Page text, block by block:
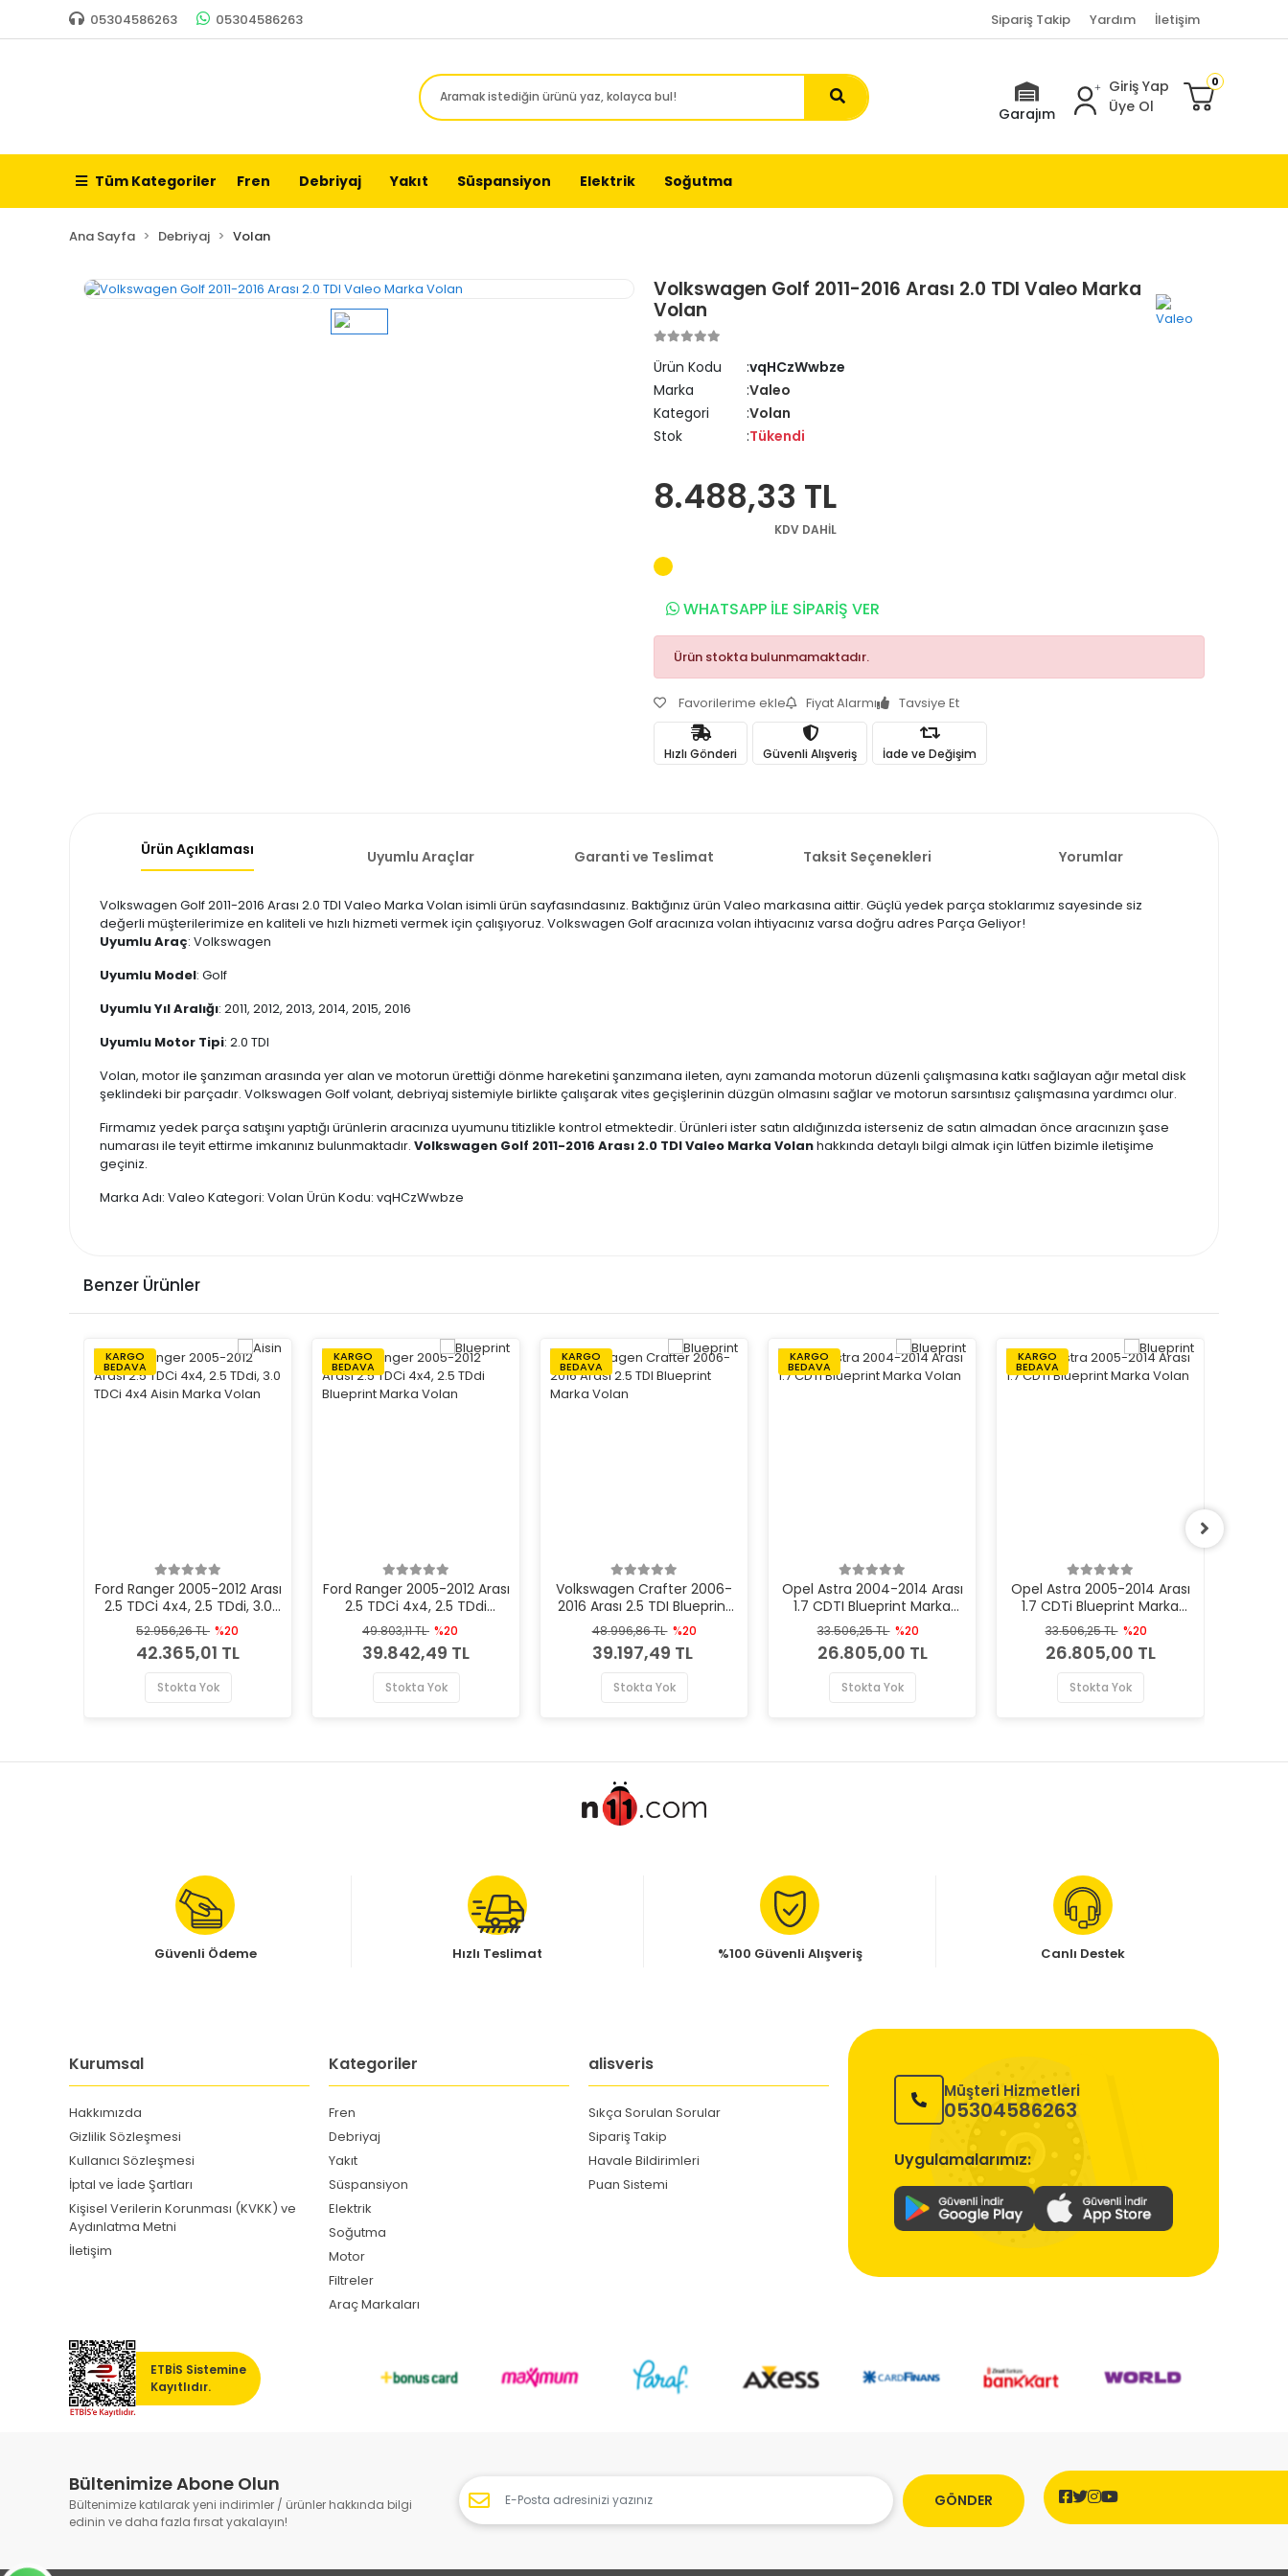
05304586263 05304586263 Sipariş Takip Yardım İletişim
Garajım
Giriş Yap
Üye Ol
0
Tüm Kategoriler Fren Debriyaj Yakıt Süspansiyon Elektrik Soğutma
Ana Sayfa Debriyaj Volan
Volkswagen Golf 2011-2016 Arası 2.0 TDI Valeo Marka
Volan
Ürün Kodu
vqHCzWwbze
Marka
Valeo
Kategori
Volan
Stok
Tükendi
8.488,33 TL
KDV DAHİL
WHATSAPP İLE SİPARİŞ VER
Ürün stokta bulunmamaktadır.
Favorilerime ekle Fiyat Alarmı Tavsiye Et
Hızlı Gönderi Güvenli Alışveriş İade ve Değişim
Ürün Açıklaması Uyumlu Araçlar Garanti ve Teslimat Taksit Seçenekleri Yorumlar
Volkswagen Golf 2011-2016 Arası 2.0 TDI Valeo Marka Volan isimli ürün sayfasındasınız. Baktığınız ürün Valeo markasına aittir. Güçlü yedek parça stoklarımız sayesinde siz
değerli müşterilerimize en kaliteli ve hızlı hizmeti vermek için çalışıyoruz. Volkswagen Golf aracınıza volan ihtiyacınız varsa doğru adres Parça Geliyor!
Uyumlu Araç: Volkswagen
Uyumlu Model: Golf
Uyumlu Yıl Aralığı: 2011, 2012, 2013, 2014, 2015, 2016
Uyumlu Motor Tipi: 2.0 TDI
Volan, motor ile şanzıman arasında yer alan ve motorun ürettiği dönme hareketini şanzımana ileten, aynı zamanda motorun düzenli çalışmasına katkı sağlayan ağır metal disk
şeklindeki bir parçadır. Volkswagen Golf volant, debriyaj sistemiyle birlikte çalışarak vites geçişlerinin düzgün olmasını sağlar ve motorun sarsıntısız çalışmasına yardımcı olur.
Firmamız yedek parça satışını yaptığı ürünlerin aracınıza uyumunu titizlikle kontrol etmektedir. Ürünleri ister satın aldığınızda isterseniz de satın almadan önce aracınızın şase
numarası ile teyit ettirme imkanınız bulunmaktadır. Volkswagen Golf 2011-2016 Arası 2.0 TDI Valeo Marka Volanhakkında detaylı bilgi almak için lütfen bizimle iletişime
geçiniz.
Marka Adı: Valeo Kategori: Volan Ürün Kodu: vqHCzWwbze
Benzer Ürünler
KARGO
BEDAVA
Ford Ranger 2005-2012 Arası
2.5 TDCi 4x4, 2.5 TDdi, 3.0
TDCi 4x4 Aisin Marka Volan
52.956,26 TL %20
42.365,01 TL
Stokta Yok
KARGO
BEDAVA
Ford Ranger 2005-2012 Arası
2.5 TDCi 4x4, 2.5 TDdi
Blueprint Marka Volan
49.803,11 TL %20
39.842,49 TL
Stokta Yok
KARGO
BEDAVA
Volkswagen Crafter 2006-
2016 Arası 2.5 TDI Blueprint
Marka Volan
48.996,86 TL %20
39.197,49 TL
Stokta Yok
KARGO
BEDAVA
Opel Astra 2004-2014 Arası
1.7 CDTI Blueprint Marka
Volan
33.506,25 TL %20
26.805,00 TL
Stokta Yok
KARGO
BEDAVA
Opel Astra 2005-2014 Arası
1.7 CDTi Blueprint Marka
Volan
33.506,25 TL %20
26.805,00 TL
Stokta Yok
Güvenli Ödeme Hızlı Teslimat %100 Güvenli Alışveriş Canlı Destek
Kurumsal
Hakkımızda
Gizlilik Sözleşmesi
Kullanıcı Sözleşmesi
İptal ve İade Şartları
Kişisel Verilerin Korunması (KVKK) ve
Aydınlatma Metni
İletişim
Kategoriler
Fren
Debriyaj
Yakıt
Süspansiyon
Elektrik
Soğutma
Motor
Filtreler
Araç Markaları
alisveris
Sıkça Sorulan Sorular
Sipariş Takip
Havale Bildirimleri
Puan Sistemi
Müşteri Hizmetleri
05304586263
Uygulamalarımız:
ETBİS Sistemine
Kayıtlıdır.
Bültenimize Abone Olun
Bültenimize katılarak yeni indirimler / ürünler hakkında bilgi
edinin ve daha fazla fırsat yakalayın!
GÖNDER